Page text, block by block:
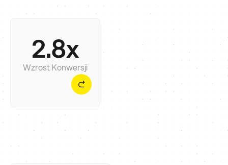
2.8x
Wzrost Konwersji
Średnio nasi klienci notują nawet 2,8× wzrost
ruchu i konwersji w ciągu 90 dni od uruchomienia